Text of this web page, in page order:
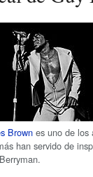
Brown es uno de los
han servido de